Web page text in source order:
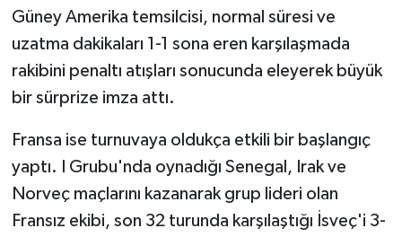
Güney Amerika temsilcisi, normal süresi ve
uzatma dakikaları 1-1 sona eren karşılaşmada
rakibini penaltı atışları sonucunda eleyerek büyük
bir sürprize imza attı.
Fransa ise turnuvaya oldukça etkili bir başlangıç
yaptı. I Grubu'nda oynadığı Senegal, Irak ve
Norveç maçlarını kazanarak grup lideri olan
Fransız ekibi, son 32 turunda karşılaştığı İsveç'i 3-